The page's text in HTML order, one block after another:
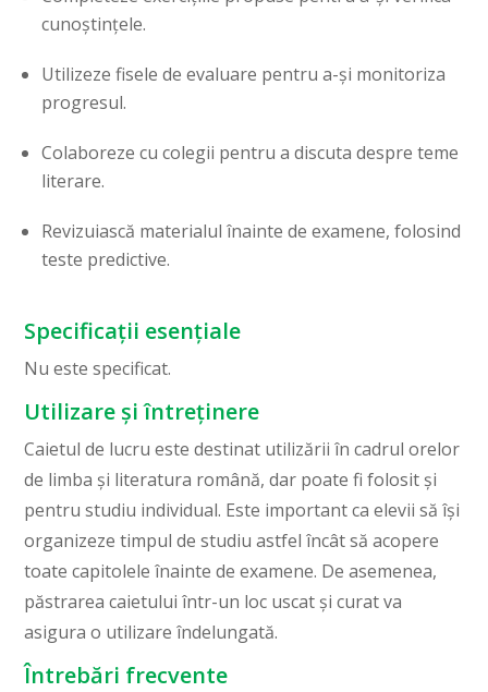
cunoștințele.
Utilizeze fisele de evaluare pentru a-și monitoriza
progresul.
Colaboreze cu colegii pentru a discuta despre teme
literare.
Revizuiască materialul înainte de examene, folosind
teste predictive.
Specificații esențiale
Nu este specificat.
Utilizare și întreținere
Caietul de lucru este destinat utilizării în cadrul orelor
de limba și literatura română, dar poate fi folosit și
pentru studiu individual. Este important ca elevii să își
organizeze timpul de studiu astfel încât să acopere
toate capitolele înainte de examene. De asemenea,
păstrarea caietului într-un loc uscat și curat va
asigura o utilizare îndelungată.
Întrebări frecvente